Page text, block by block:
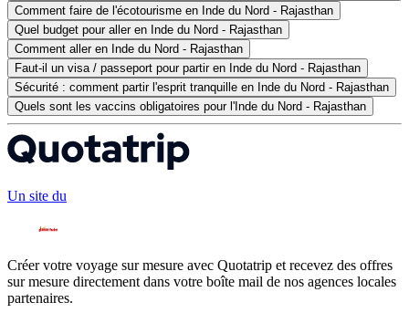
Comment faire de l'écotourisme en Inde du Nord - Rajasthan
Quel budget pour aller en Inde du Nord - Rajasthan
Comment aller en Inde du Nord - Rajasthan
Faut-il un visa / passeport pour partir en Inde du Nord - Rajasthan
Sécurité : comment partir l'esprit tranquille en Inde du Nord - Rajasthan
Quels sont les vaccins obligatoires pour l'Inde du Nord - Rajasthan
Un site du
Créer votre voyage sur mesure avec Quotatrip et recevez des offres
sur mesure directement dans votre boîte mail de nos agences locales
partenaires.